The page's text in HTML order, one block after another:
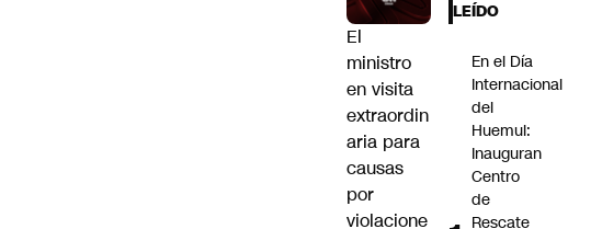
El
ministro
en visita
extraordin
aria para
causas
por
violacione
LEÍDO
En el Día
Internacional
del
Huemul:
Inauguran
Centro
de
Rescate